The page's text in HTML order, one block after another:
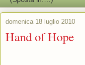
domenica 18 luglio 2010
Hand of Hope